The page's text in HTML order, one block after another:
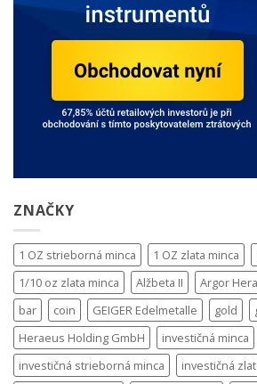
ZNAČKY
1 OZ strieborná minca 1 OZ zlata minca
1/10 oz zlata minca
Alžbeta II Argor
bar
coin GEIGER Edelmetalle gold
Heraeus Holding GmbH
investičná minca
investičná strieborná minca
investičná